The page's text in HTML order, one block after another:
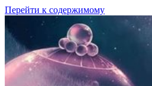
Перейти к содержимому